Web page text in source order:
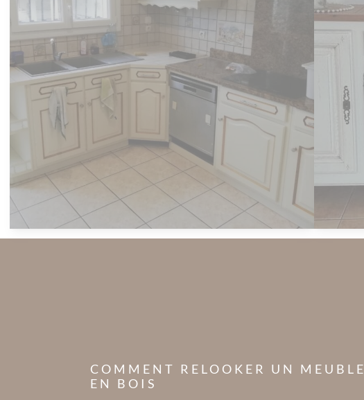
COMMENT RELOOKER UN MEUBLE
EN BOIS